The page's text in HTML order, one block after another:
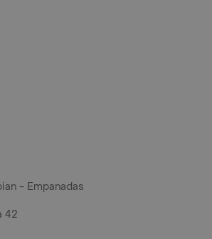
- Empanadas
42